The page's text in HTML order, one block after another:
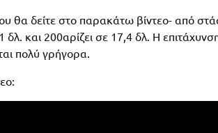
θα δείτε στο παρακάτω βίντεο- από
και 200αρίζει σε 17,4 δλ. Η
πολύ γρήγορα.